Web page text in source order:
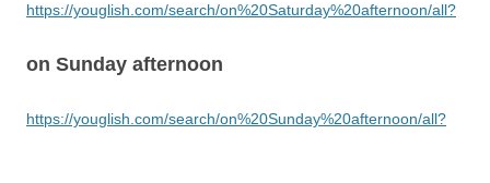
https://youglish.com/search/on%20Saturday%20afternoon/all?
on Sunday afternoon
https://youglish.com/search/on%20Sunday%20afternoon/all?